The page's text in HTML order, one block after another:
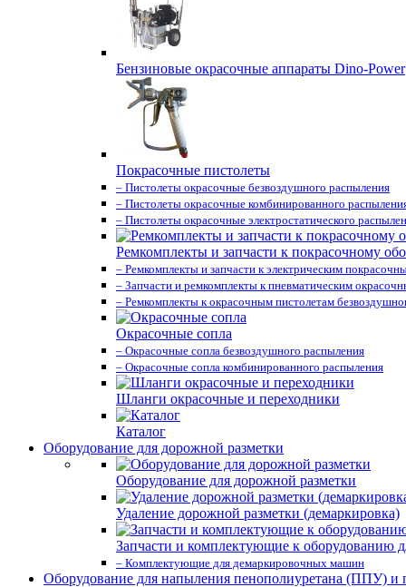
Бензиновые окрасочные аппараты Dino-Power
Покрасочные пистолеты
– Пистолеты окрасочные безвоздушного распыления
– Пистолеты окрасочные комбинированного
– Пистолеты окрасочные электростатического
Ремкомплекты и запчасти к покрасочному
– Ремкомплекты и запчасти к электрическим
– Запчасти и ремкомплекты к пневматическим
– Ремкомплекты к окрасочным пистолетам
Окрасочные сопла
– Окрасочные сопла безвоздушного распыления
– Окрасочные сопла комбинированного распыления
Шланги окрасочные и переходники
Каталог
Оборудование для дорожной разметки
Оборудование для дорожной разметки
Удаление дорожной разметки (демаркировка)
Запчасти и комплектующие к оборудованию
– Комплектующие для демаркировочных машин
Оборудование для напыления пенополиуретана (ППУ) и